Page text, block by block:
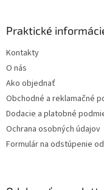
Praktické
Kontakty
O nás
Ako objednať
Obchodné a reklamačné
Dodacie a platobné
Ochrana osobných údajov
Formulár na odstúpenie